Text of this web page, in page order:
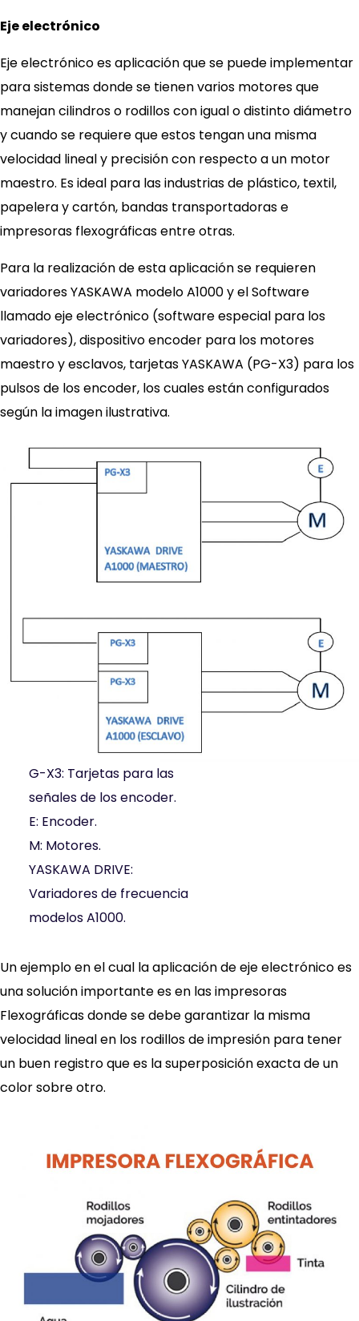
Eje electrónico
Eje electrónico es aplicación que se puede implementar
para sistemas donde se tienen varios motores que
manejan cilindros o rodillos con igual o distinto diámetro
y cuando se requiere que estos tengan una misma
velocidad lineal y precisión con respecto a un motor
maestro. Es ideal para las industrias de plástico, textil,
papelera y cartón, bandas transportadoras e
impresoras flexográficas entre otras.
Para la realización de esta aplicación se requieren
variadores YASKAWA modelo A1000 y el Software
llamado eje electrónico (software especial para los
variadores), dispositivo encoder para los motores
maestro y esclavos, tarjetas YASKAWA (PG-X3) para los
pulsos de los encoder, los cuales están configurados
según la imagen ilustrativa.
G-X3: Tarjetas para las
señales de los encoder.
E: Encoder.
M: Motores.
YASKAWA DRIVE:
Variadores de frecuencia
modelos A1000.
Un ejemplo en el cual la aplicación de eje electrónico es
una solución importante es en las impresoras
Flexográficas donde se debe garantizar la misma
velocidad lineal en los rodillos de impresión para tener
un buen registro que es la superposición exacta de un
color sobre otro.